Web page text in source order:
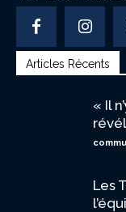
Articles Récents
« Il
Les